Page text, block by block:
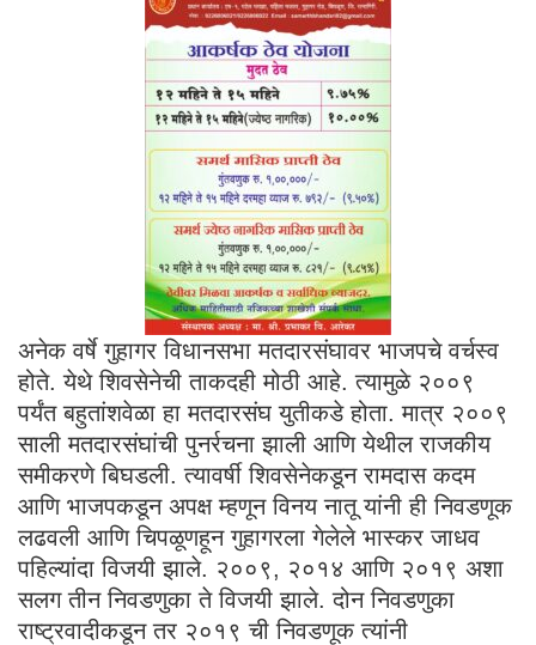
अनेक वर्षे गुहागर विधानसभा मतदारसंघावर भाजपचे वर्चस्व
होते. येथे शिवसेनेची ताकदही मोठी आहे. त्यामुळे २००९
पर्यंत बहुतांशवेळा हा मतदारसंघ युतीकडे होता. मात्र २००९
साली मतदारसंघांची पुनर्रचना झाली आणि येथील राजकीय
समीकरणे बिघडली. त्यावर्षी शिवसेनेकडून रामदास कदम
आणि भाजपकडून अपक्ष म्हणून विनय नातू यांनी ही निवडणूक
लढवली आणि चिपळूणहून गुहागरला गेलेले भास्कर जाधव
पहिल्यांदा विजयी झाले. २००९, २०१४ आणि २०१९ अशा
सलग तीन निवडणुका ते विजयी झाले. दोन निवडणुका
राष्ट्रवादीकडून तर २०१९ ची निवडणूक त्यांनी